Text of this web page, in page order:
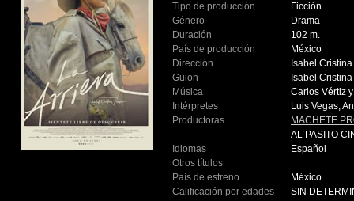
Tipo de producción
Ficción
Género
Drama
Duración
102 m.
País de producción
México
Dirección
Isabel
Guion
Isabel
Música
Carlos Vértiz
Intérpretes
Luis Vegas,
Productoras
MACHETE
AL PASITO
Idiomas
Español
Otros títulos
País de estreno
México
Calificación por edades
SIN